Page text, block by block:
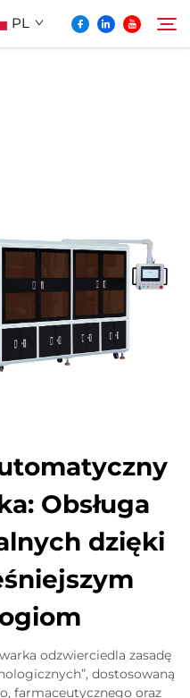
PL
Obsługa
dzięki
odzwierciedla zasadę
dostosowaną
farmaceutycznego oraz